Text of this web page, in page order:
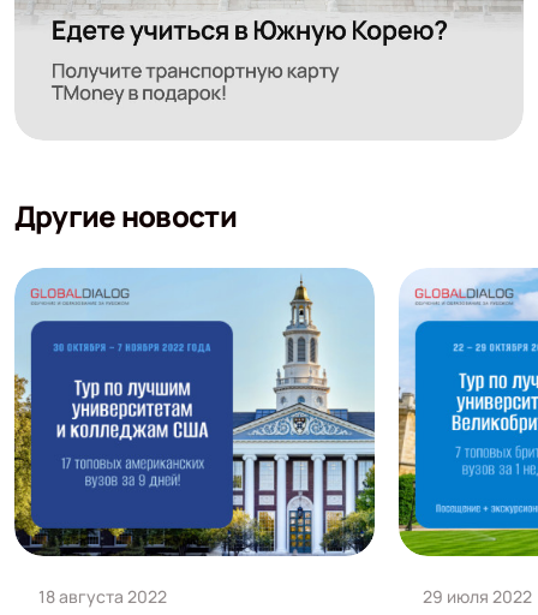
Другие новости
18 августа 2022 29 июля 2022